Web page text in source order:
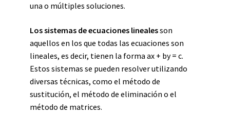
una o múltiples soluciones.
Los sistemas de ecuaciones linealesson
aquellos en los que todas las ecuaciones son
lineales, es decir, tienen la forma ax + by = c.
Estos sistemas se pueden resolver utilizando
diversas técnicas, como el método de
sustitución, el método de eliminación o el
método de matrices.